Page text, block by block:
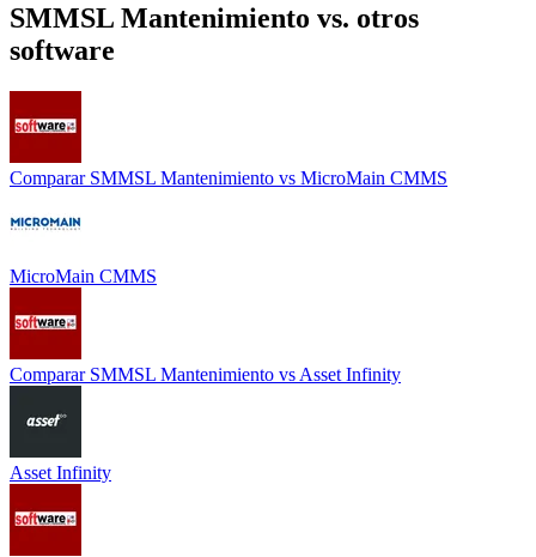
SMMSL Mantenimiento vs. otros
software
Comparar SMMSL Mantenimiento vs MicroMain CMMS
MicroMain CMMS
Comparar SMMSL Mantenimiento vs Asset Infinity
Asset Infinity